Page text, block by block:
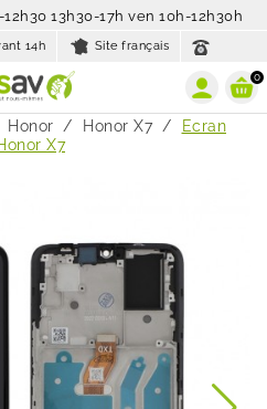
13h30-17h ven 10h-12h30h
14h Site français
0
Honor Honor X7
Ecran
X7